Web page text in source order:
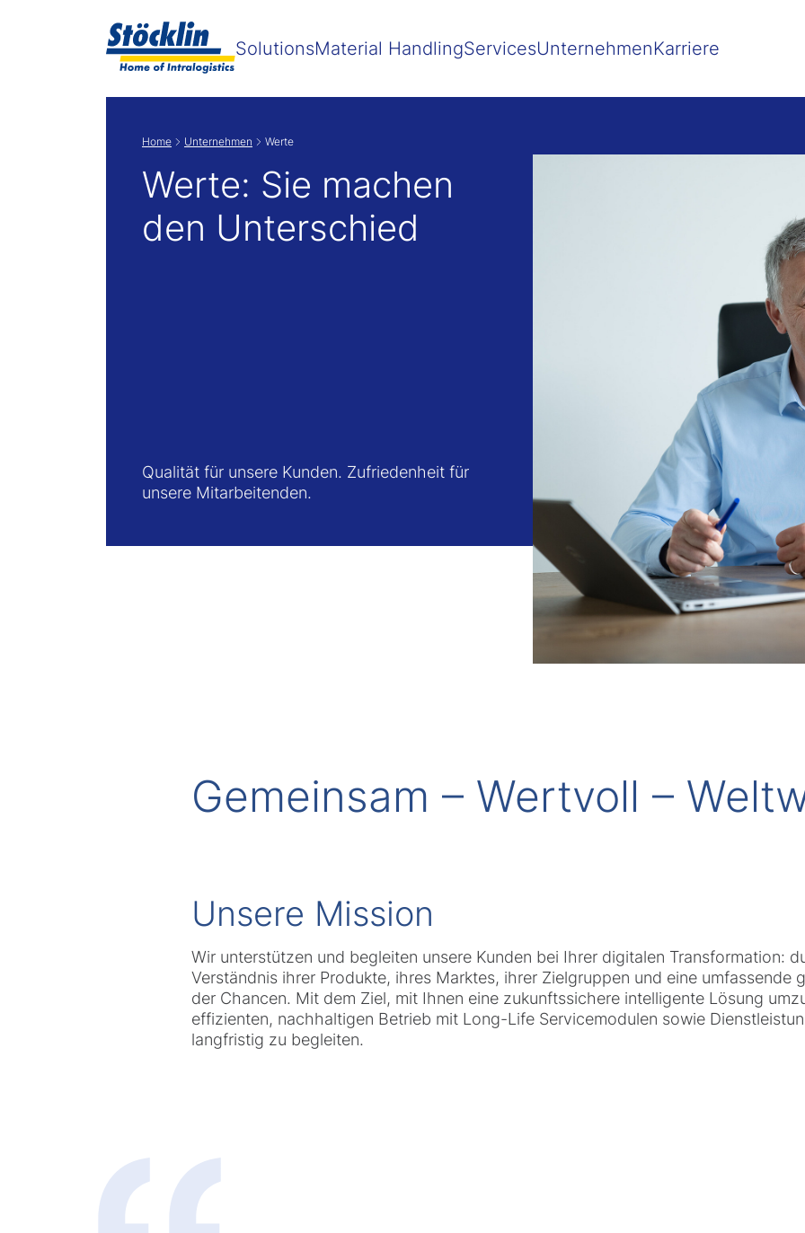
SolutionsMaterial HandlingServicesUnternehmenKarriere
Home Unternehmen Werte
Werte: Sie machen
den Unterschied
Qualität für unsere Kunden. Zufriedenheit für
unsere Mitarbeitenden.
Gemeinsam – Wertvoll –
Unsere Mission
Wir unterstützen und begleiten unsere Kunden bei Ihrer digitalen Transformation:
Verständnis ihrer Produkte, ihres Marktes, ihrer Zielgruppen und eine umfassende
der Chancen. Mit dem Ziel, mit Ihnen eine zukunftssichere intelligente Lösung
effizienten, nachhaltigen Betrieb mit Long-Life Servicemodulen sowie
langfristig zu begleiten.